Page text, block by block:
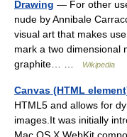
Drawing — For other
nude by Annibale
visual art that makes
mark a two dimensional
graphite… …
Wikipedia
Canvas (HTML
HTML5 and allows for
images.It was initially